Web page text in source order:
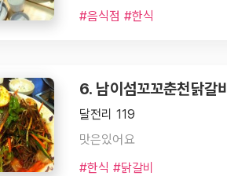
#음식점 #한식
6. 남이섬꼬꼬춘천닭갈비
달전리 119
맛은있어요
#한식 #닭갈비